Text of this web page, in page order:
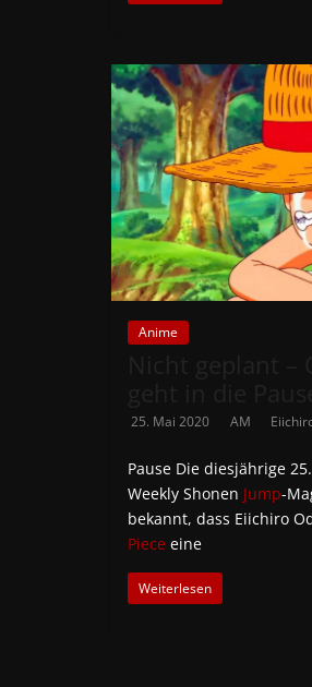
Anime
25. Mai 2020 AM
Pause Die diesjährige
Weekly Shonen Jump-
bekannt, dass Eiichiro
Piece eine
Weiterlesen